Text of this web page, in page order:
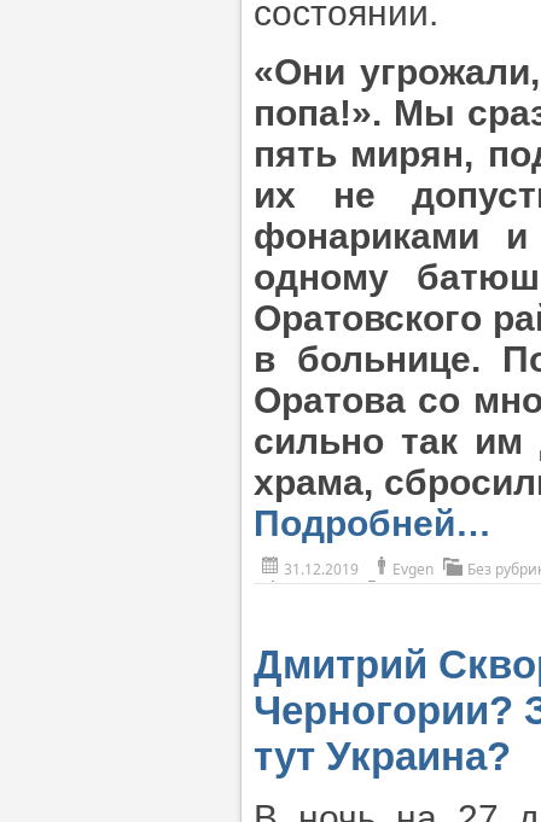
состоянии.
«Они
попа!». Мы
пять мирян,
их не
фонариками
одному
Оратовского
в больнице.
Оратова со
сильно так им
храма,
Подробней…
31.12.2019 Evgen Без
Дмитрий
Черногории?
тут Украина?